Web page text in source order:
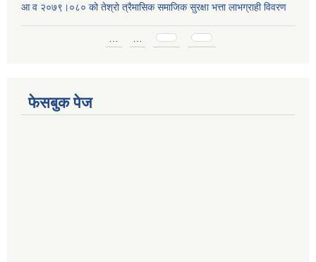
आ व २०७९।०८० को तेश्रो त्रैमासिक समाजिक सुरक्षा भत्ता लाभग्राही विवरण
फेसबुक पेज